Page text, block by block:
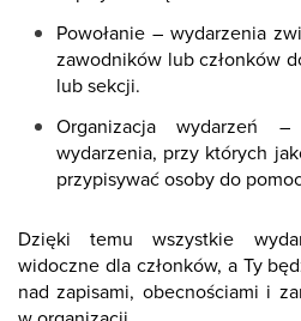
Powołanie – wydarzenia
zawodników lub członków
lub sekcji.
Organizacja wydarzeń
wydarzenia, przy których
przypisywać osoby do
Dzięki temu wszystkie
widoczne dla członków, a Ty
nad zapisami, obecnościami i